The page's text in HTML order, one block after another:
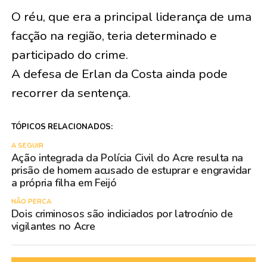
O réu, que era a principal liderança de uma
facção na região, teria determinado e
participado do crime.
A defesa de Erlan da Costa ainda pode
recorrer da sentença.
TÓPICOS RELACIONADOS:
A SEGUIR
Ação integrada da Polícia Civil do Acre resulta na
prisão de homem acusado de estuprar e engravidar
a própria filha em Feijó
NÃO PERCA
Dois criminosos são indiciados por latrocínio de
vigilantes no Acre